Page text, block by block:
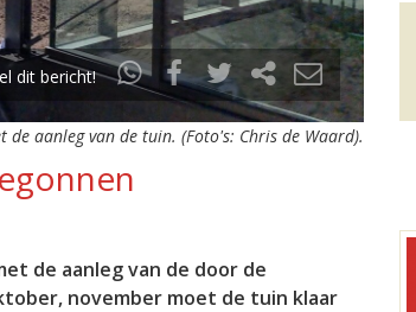
dit bericht!
aanleg van de tuin. (Foto's: Chris de Waard).
de aanleg van de door de
november moet de tuin klaar